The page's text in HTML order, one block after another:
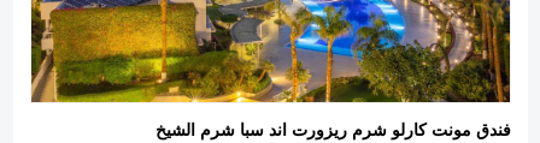
فندق مونت كارلو شرم ريزورت اند سبا شرم الشيخ